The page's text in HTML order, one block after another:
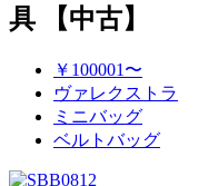
具 【中古】
￥100001〜
ヴァレクストラ
ミニバッグ
ベルトバッグ